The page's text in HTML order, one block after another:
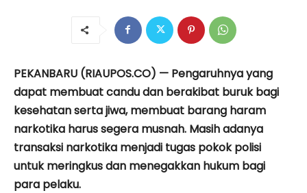
PEKANBARU (RIAUPOS.CO) — Pengaruhnya yang
dapat membuat candu dan berakibat buruk bagi
kesehatan serta jiwa, membuat barang haram
narkotika harus segera musnah. Masih adanya
transaksi narkotika menjadi tugas pokok polisi
untuk meringkus dan menegakkan hukum bagi
para pelaku.